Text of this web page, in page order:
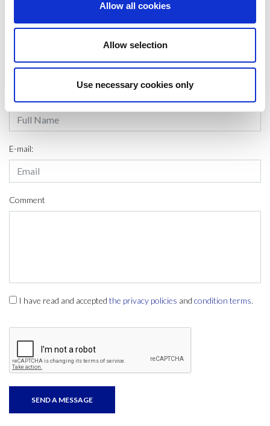
Allow all cookies
Allow selection
Use necessary cookies only
LEAVE A MESSAGE
E-mail:
Comment
I have read and accepted the privacy policies and condition terms.